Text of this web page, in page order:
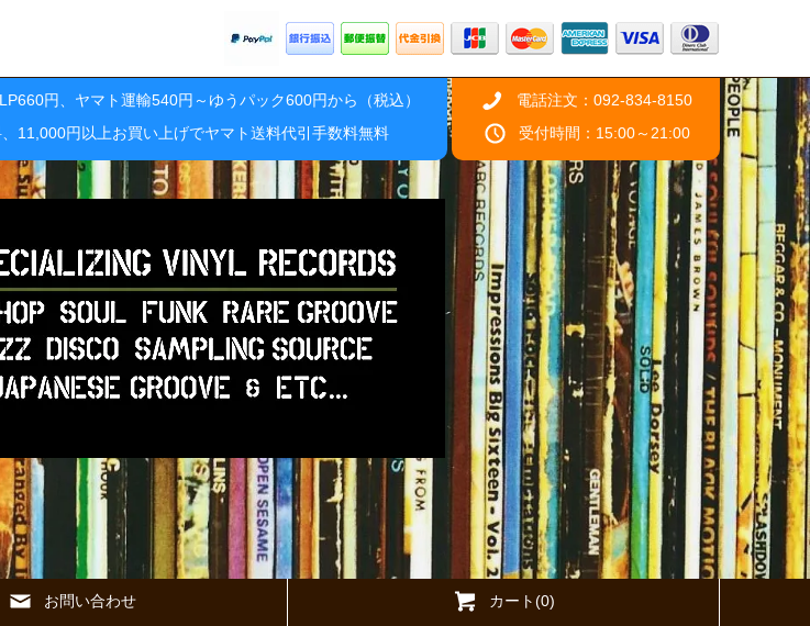
円、ヤマト運輸540円～ゆうパック600円から（税込）
11,000円以上お買い上げでヤマト送料代引手数料無料
電話注文：092-834-8150
受付時間：15:00～21:00
お問い合わせ カート(0)